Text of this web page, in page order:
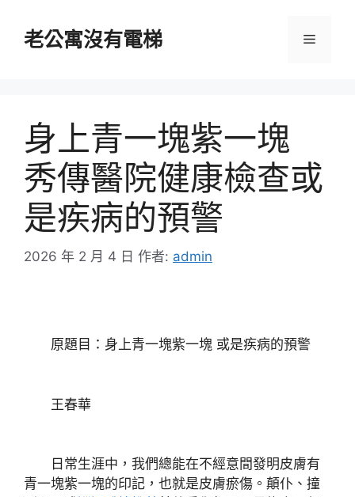
老公寓沒有電梯 選
身上青一塊紫一塊
秀傳醫院健康檢查或
是疾病的預警
2026 年 2 月 4 日 作者: admin
原題目：身上青一塊紫一塊 或是疾病的預警
王春華
日常生涯中，我們總能在不經意間發明皮膚有
青一塊紫一塊的印記，也就是皮膚瘀傷。顛仆、撞